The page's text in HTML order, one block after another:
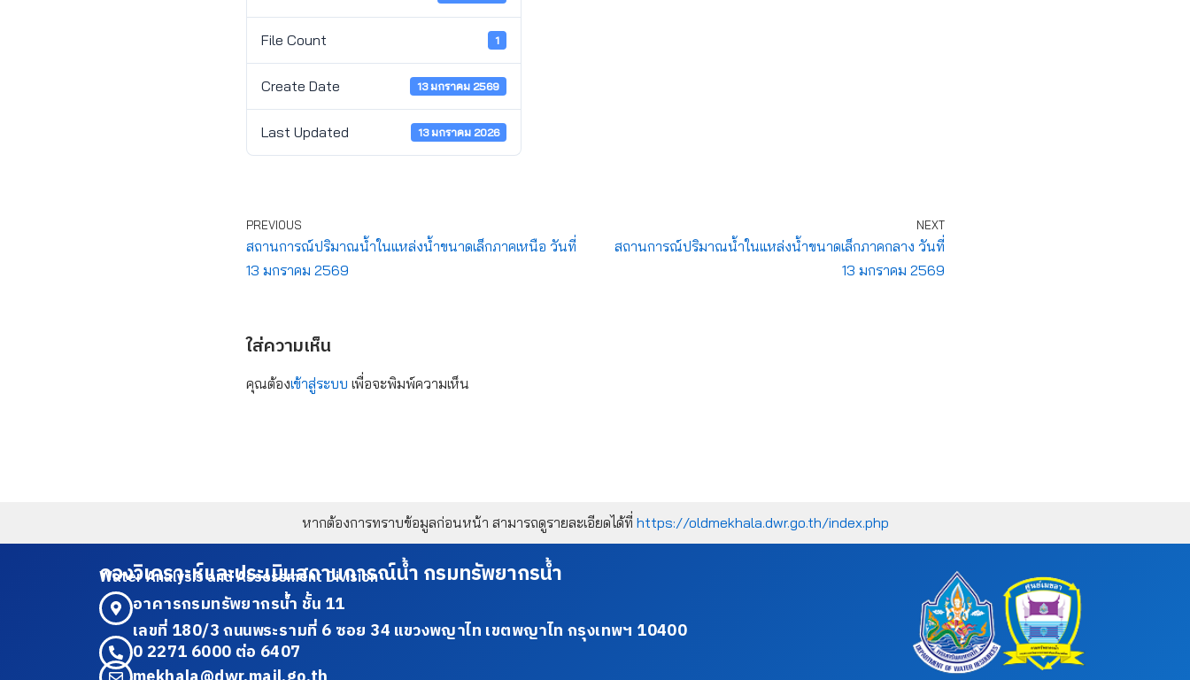
File Count 1
Create Date 13 มกราคม 2569
Last Updated 13 มกราคม 2026
PREVIOUS
สถานการณ์ปริมาณน้ำในแหล่งน้ำขนาดเล็กภาคเหนือ วันที่
13 มกราคม 2569
NEXT
สถานการณ์ปริมาณน้ำในแหล่งน้ำขนาดเล็กภาคกลาง วันที่
13 มกราคม 2569
ใส่ความเห็น
คุณต้องเข้าสู่ระบบ เพื่อจะพิมพ์ความเห็น
หากต้องการทราบข้อมูลก่อนหน้า สามารถดูรายละเอียดได้ที่ https://oldmekhala.dwr.go.th/index.php
กองวิเคราะห์และประเมินสถานการณ์น้ำ กรมทรัพยากรน้ำ
Water Analysis and Assessment Division
อาคารกรมทรัพยากรน้ำ ชั้น 11
เลขที่ 180/3 ถนนพระรามที่ 6 ซอย 34 แขวงพญาไท เขตพญาไท กรุงเทพฯ 10400
0 2271 6000 ต่อ 6407